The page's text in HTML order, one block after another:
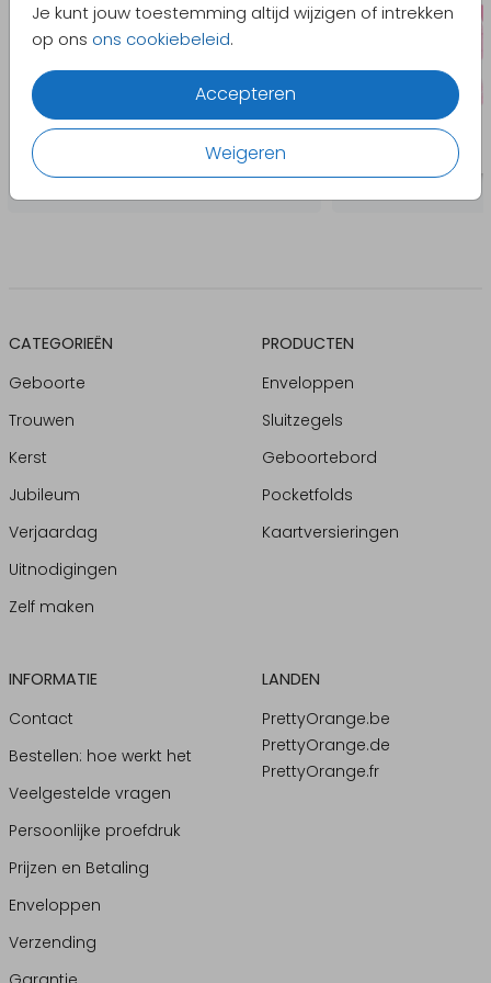
Je kunt jouw toestemming altijd wijzigen of intrekken
op ons ons cookiebeleid.
Accepteren
Weigeren
CATEGORIEËN
Geboorte
Trouwen
Kerst
Jubileum
Verjaardag
Uitnodigingen
Zelf maken
PRODUCTEN
Enveloppen
Sluitzegels
Geboortebord
Pocketfolds
Kaartversieringen
INFORMATIE
Contact
Bestellen: hoe werkt het
Veelgestelde vragen
Persoonlijke proefdruk
Prijzen en Betaling
Enveloppen
Verzending
LANDEN
PrettyOrange.be
PrettyOrange.de
PrettyOrange.fr